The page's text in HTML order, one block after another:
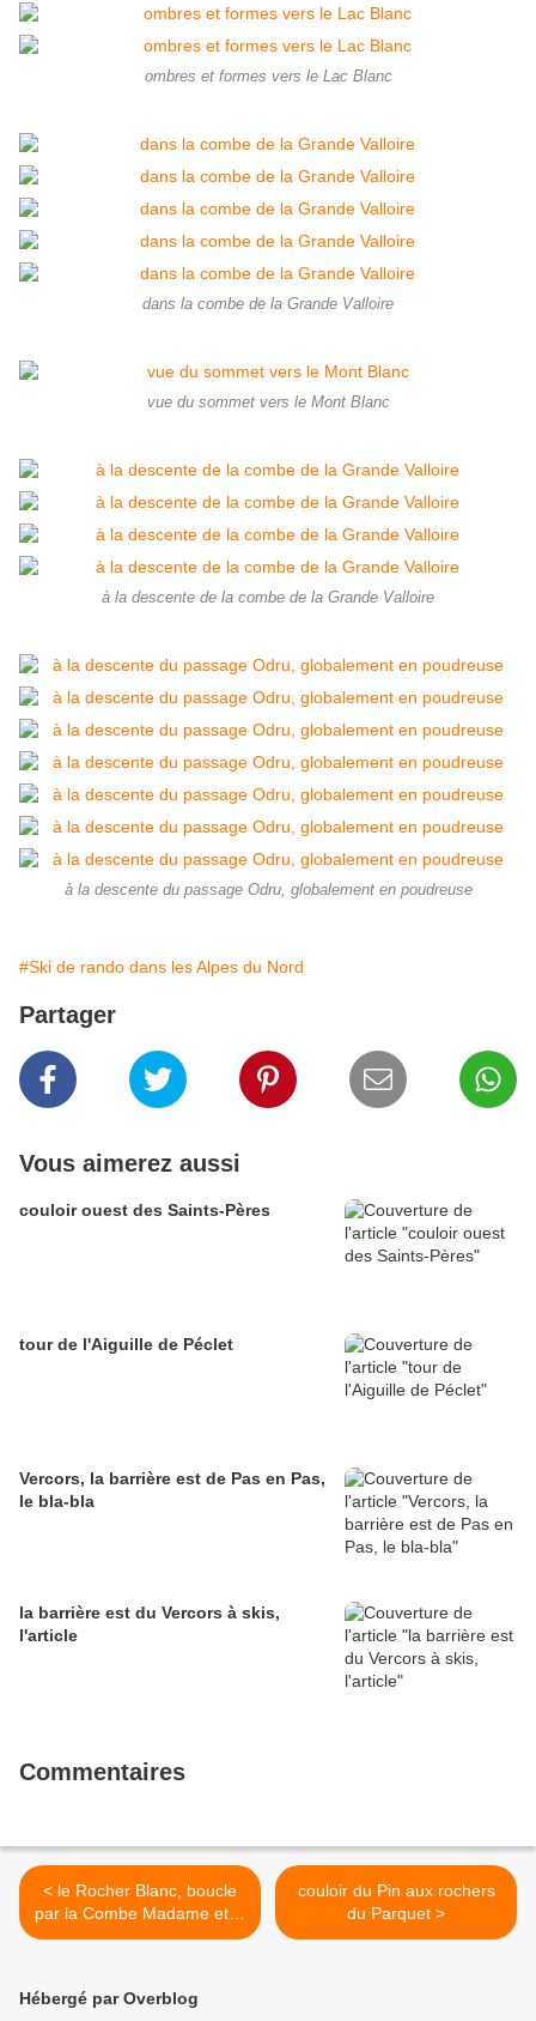
ombres et formes vers le Lac Blanc
dans la combe de la Grande Valloire
vue du sommet vers le Mont Blanc
à la descente de la combe de la Grande Valloire
à la descente du passage Odru, globalement en poudreuse
#Ski de rando dans les Alpes du Nord
Partager
Vous aimerez aussi
couloir ouest des Saints-Pères
tour de l'Aiguille de Péclet
Vercors, la barrière est de Pas en Pas,
le bla-bla
la barrière est du Vercors à skis,
l'article
Commentaires
< le Rocher Blanc, boucle
par la Combe Madame et le
col des Badons
couloir du Pin aux rochers
du Parquet >
Hébergé par Overblog